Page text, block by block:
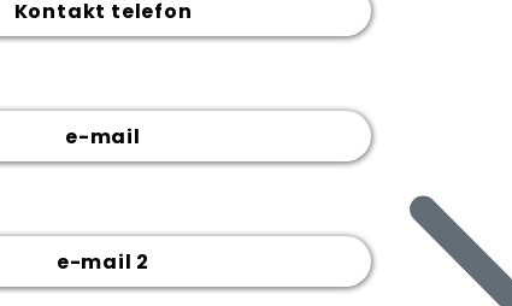
Kontakt telefon
e-mail
e-mail 2